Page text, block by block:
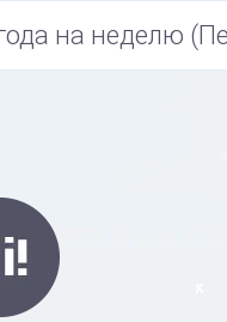
на неделю